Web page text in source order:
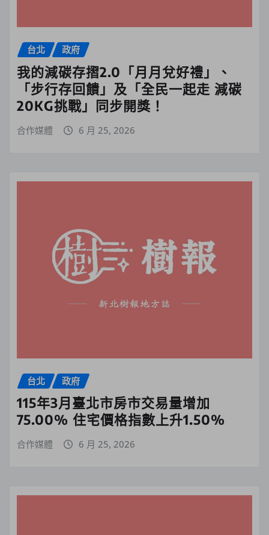
台北 政府
我的減碳存摺2.0「月月兌好禮」、
「步行存回饋」及「全民一起走 減碳
20KG挑戰」同步開獎！
合作媒體 6 月 25, 2026
台北 政府
115年3月臺北市房市交易量增加
75.00% 住宅價格指數上升1.50%
合作媒體 6 月 25, 2026